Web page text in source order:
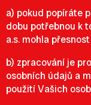
a) pokud popíráte
dobu potřebnou k
a.s. mohla
b) zpracování je
osobních údajů a
použití Vašich